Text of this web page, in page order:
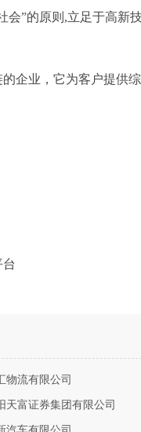
会”的原则,立足于高
企业，它为客户提
物流有限公司
天富证券集团有限公司